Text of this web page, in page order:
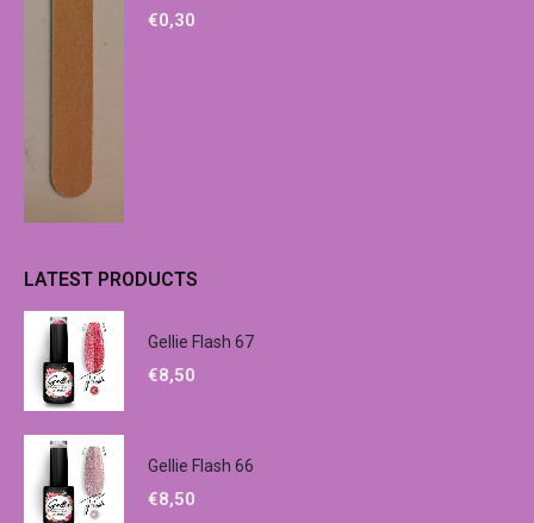
€0,30
LATEST PRODUCTS
Gellie Flash 67
€8,50
Gellie Flash 66
€8,50